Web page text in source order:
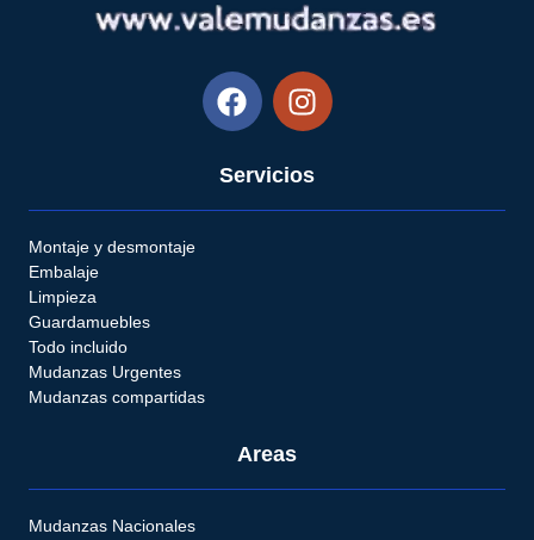
Servicios
Montaje y desmontaje
Embalaje
Limpieza
Guardamuebles
Todo incluido
Mudanzas Urgentes
Mudanzas compartidas
Areas
Mudanzas Nacionales